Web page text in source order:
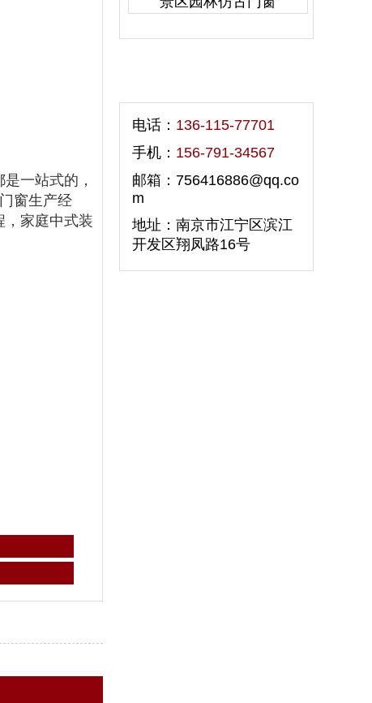
一站式的，
窗生产经
，家庭中式装
电话： 136-115-77701
手机： 156-791-34567
邮箱：756416886@qq.co
m
地址：南京市江宁区滨江
开发区翔凤路16号